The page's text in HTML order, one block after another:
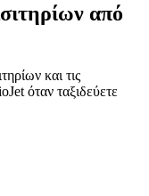
από
και τις
όταν ταξιδεύετε